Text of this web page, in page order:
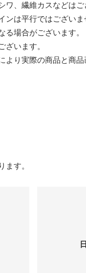
、繊維カスなどはご
は平行ではございま
場合がございます。
います。
り実際の商品と商品
ます。
日